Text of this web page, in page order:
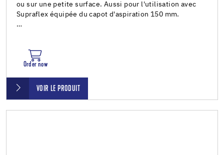
ou sur une petite surface. Aussi pour l'utilisation avec
Supraflex équipée du capot d'aspiration 150 mm.
…
Order now
VOIR LE PRODUIT